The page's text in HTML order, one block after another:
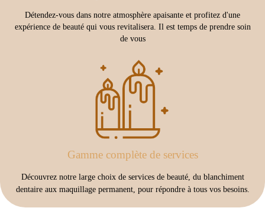
Détendez-vous dans notre atmosphère apaisante et profitez d'une
expérience de beauté qui vous revitalisera. Il est temps de prendre soin
de vous
Gamme complète de services
Découvrez notre large choix de services de beauté, du blanchiment
dentaire aux maquillage permanent, pour répondre à tous vos besoins.